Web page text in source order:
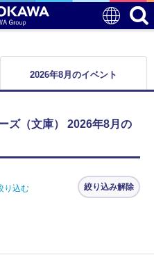
2026年8月のイベント
ズ（文庫） 2026年8月の
り込む 絞り込み解除